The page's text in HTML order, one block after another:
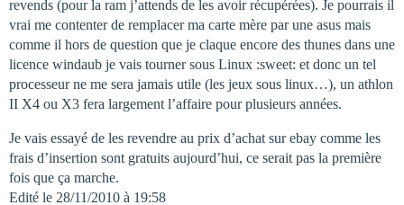
revends (pour la ram j’attends de les avoir récupérées). Je pourrais il
vrai me contenter de remplacer ma carte mère par une asus mais
comme il hors de question que je claque encore des thunes dans une
licence windaub je vais tourner sous Linux :sweet: et donc un tel
processeur ne me sera jamais utile (les jeux sous linux…), un athlon
II X4 ou X3 fera largement l’affaire pour plusieurs années.
Je vais essayé de les revendre au prix d’achat sur ebay comme les
frais d’insertion sont gratuits aujourd’hui, ce serait pas la première
fois que ça marche.
Edité le 28/11/2010 à 19:58